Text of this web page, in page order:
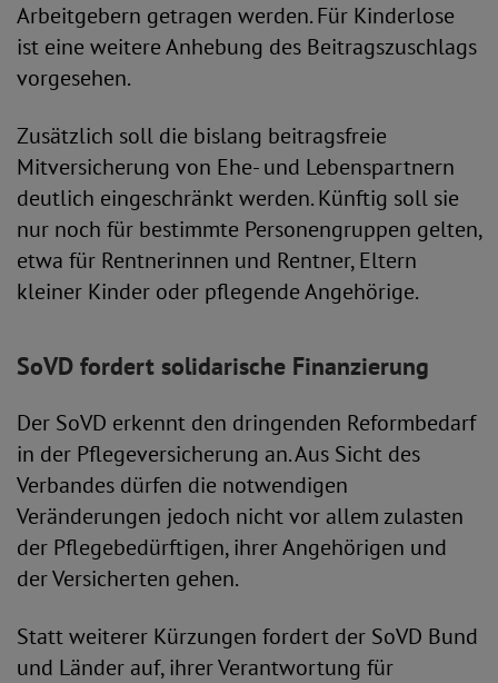
Arbeitgebern getragen werden. Für Kinderlose
ist eine weitere Anhebung des Beitragszuschlags
vorgesehen.
Zusätzlich soll die bislang beitragsfreie
Mitversicherung von Ehe- und Lebenspartnern
deutlich eingeschränkt werden. Künftig soll sie
nur noch für bestimmte Personengruppen gelten,
etwa für Rentnerinnen und Rentner, Eltern
kleiner Kinder oder pflegende Angehörige.
SoVD fordert solidarische Finanzierung
Der SoVD erkennt den dringenden Reformbedarf
in der Pflegeversicherung an. Aus Sicht des
Verbandes dürfen die notwendigen
Veränderungen jedoch nicht vor allem zulasten
der Pflegebedürftigen, ihrer Angehörigen und
der Versicherten gehen.
Statt weiterer Kürzungen fordert der SoVD Bund
und Länder auf, ihrer Verantwortung für